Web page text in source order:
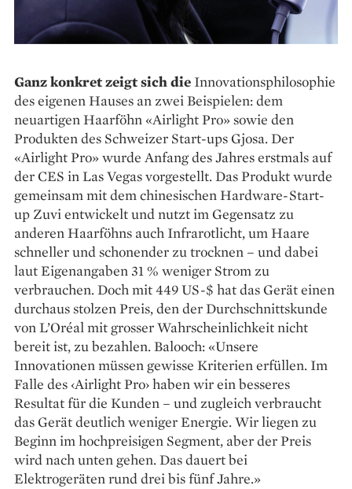
Ganz konkret zeigt sich die Innovations­­philosophie
des eigenen Hauses an zwei Bei­spielen: dem
neuartigen Haarföhn «Airlight Pro» sowie den
Produkten des Schweizer Start-ups Gjosa. Der
«Airlight Pro» wurde Anfang des Jahres erstmals auf
der CES in Las Vegas vorgestellt. Das Produkt wurde
gemeinsam mit dem chinesischen Hardware-Start-
up Zuvi entwickelt und nutzt im Gegensatz zu
anderen Haarföhns auch Infrarotlicht, um Haare
schneller und schonender zu trocknen – und dabei
laut Eigenangaben 31 % weniger Strom zu
verbrauchen. Doch mit 449 US-$ hat das Gerät einen
durchaus stolzen Preis, den der Durchschnittskunde
von L’Oréal mit grosser Wahrscheinlichkeit nicht
bereit ist, zu bezahlen. Balooch: «Unsere
Innovationen müssen gewisse Kriterien erfüllen. Im
Falle des ‹Airlight Pro› haben wir ein besseres
Resultat für die Kunden – und zugleich verbraucht
das Gerät deutlich weniger Energie. Wir liegen zu
Beginn im hochpreisigen Segment, aber der Preis
wird nach unten gehen. Das dauert bei
Elektrogeräten rund drei bis fünf Jahre.»